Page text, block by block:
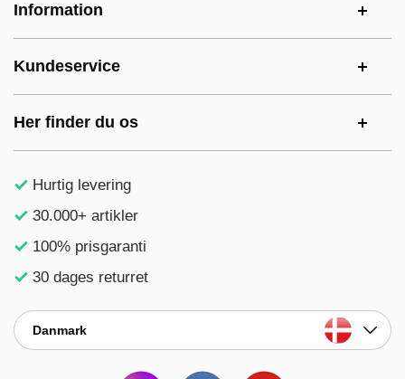
Information
Kundeservice
Her finder du os
Hurtig levering
30.000+ artikler
100% prisgaranti
30 dages returret
Danmark